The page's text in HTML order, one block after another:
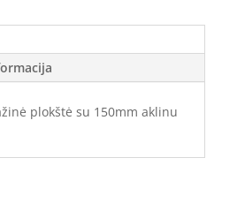
plokštė su 150mm aklinu